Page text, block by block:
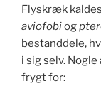
Flyskræk
aviofobiog
bestanddele,
i sig selv.
frygt for: